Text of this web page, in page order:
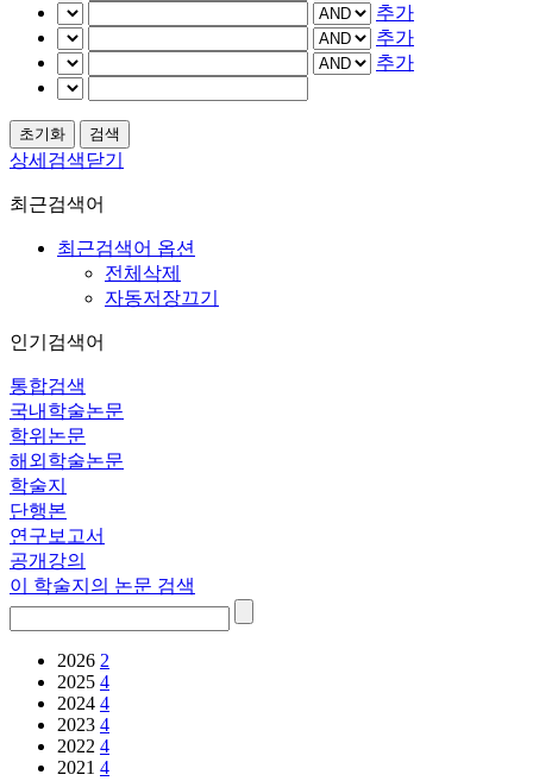
추가
추가
추가
상세검색닫기
최근검색어
최근검색어 옵션
전체삭제
자동저장끄기
인기검색어
통합검색
국내학술논문
학위논문
해외학술논문
학술지
단행본
연구보고서
공개강의
이 학술지의 논문 검색
2026 2
2025 4
2024 4
2023 4
2022 4
2021 4